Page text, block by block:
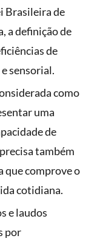
Brasileira de
a definição de
de
sensorial.
como
uma
de
também
que comprove o
cotidiana.
e laudos
por